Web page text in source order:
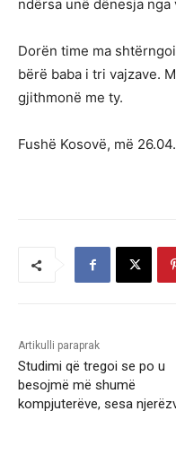
ndërsa unë dënesja
Dorën time ma
bërë baba i tri vajzave.
gjithmonë me ty.
Fushë Kosovë, më
Artikulli paraprak
Studimi që tregoi se po u
besojmë më shumë
kompjuterëve, sesa